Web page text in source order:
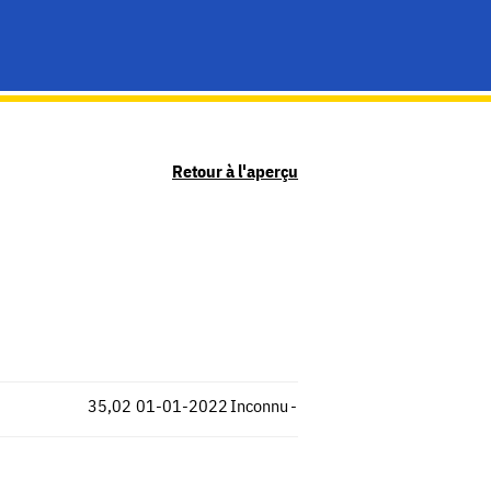
Retour à l'aperçu
Inconnu
35,02 -
01-01-2022